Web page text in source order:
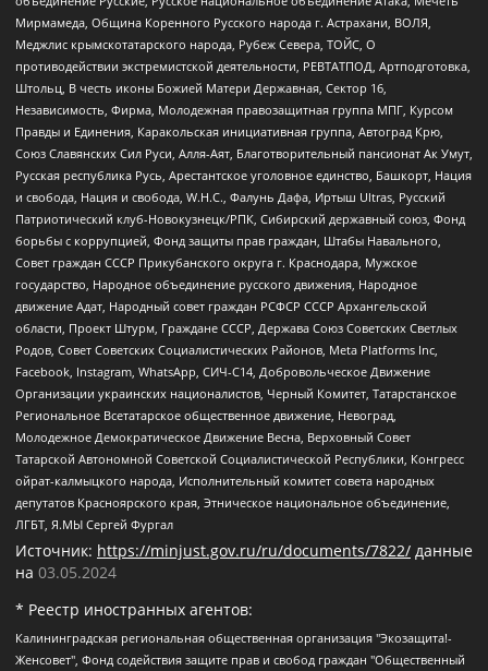
Мирмамеда, Община Коренного Русского народа г. Астрахани, ВОЛЯ,
Меджлис крымскотатарского народа, Рубеж Севера, ТОЙС, О
противодействии экстремистской деятельности, РЕВТАТПОД, Артподготовка,
Штольц, В честь иконы Божией Матери Державная, Сектор 16,
Независимость, Фирма, Молодежная правозащитная группа МПГ, Курсом
Правды и Единения, Каракольская инициативная группа, Автоград Крю,
Союз Славянских Сил Руси, Алля-Аят, Благотворительный пансионат Ак Умут,
Русская республика Русь, Арестантское уголовное единство, Башкорт, Нация
и свобода, Нация и свобода, W.H.С., Фалунь Дафа, Иртыш Ultras, Русский
Патриотический клуб-Новокузнецк/РПК, Сибирский державный союз, Фонд
борьбы с коррупцией, Фонд защиты прав граждан, Штабы Навального,
Совет граждан СССР Прикубанского округа г. Краснодара, Мужское
государство, Народное объединение русского движения, Народное
движение Адат, Народный совет граждан РСФСР СССР Архангельской
области, Проект Штурм, Граждане СССР, Держава Союз Советских Светлых
Родов, Совет Советских Социалистических Районов, Meta Platforms Inc,
Facebook, Instagram, WhatsApp, СИЧ-С14, Добровольческое Движение
Организации украинских националистов, Черный Комитет, Татарстанское
Региональное Всетатарское общественное движение, Невоград,
Молодежное Демократическое Движение Весна, Верховный Совет
Татарской Автономной Советской Социалистической Республики, Конгресс
ойрат-калмыцкого народа, Исполнительный комитет совета народных
депутатов Красноярского края, Этническое национальное объединение,
ЛГБТ, Я.МЫ Сергей Фургал
Источник: https://minjust.gov.ru/ru/documents/7822/ данные
на 03.05.2024
* Реестр иностранных агентов:
Калининградская региональная общественная организация "Экозащита!-Женсовет", Фонд содействия защите прав и свобод граждан "Общественный вердикт", Фонд "Институт Развития Свободы Информации", Частное учреждение "Информационное агентство МЕМО. РУ", Региональная общественная организация "Общественная комиссия по сохранению наследия академика Сахарова", Фонд поддержки свободы прессы, Санкт-Петербургская общественная правозащитная организация "Гражданский контроль", Межрегиональная общественная организация "Информационно-просветительский центр "Мемориал", Региональный Фонд "Центр Защиты Прав Средств Массовой Информации", с 05.12.2023 Фонд "Центр Защиты Прав Средств массовой информации", Региональная общественная благотворительная организация помощи беженцам и мигрантам "Гражданское содействие", Негосударственное образовательное учреждение дополнительного профессионального образования (повышение квалификации) специалистов "АКАДЕМИЯ ПО ПРАВАМ ЧЕЛОВЕКА", Свердловская региональная общественная организация "Сутяжник", Автономная некоммерческая организация "Центр независимых социологических исследований", Союз общественных объединений "Российский исследовательский центр по правам человека", Региональное общественное учреждение научно-информационный центр "МЕМОРИАЛ", Некоммерческая организация "Фонд защиты гласности", Автономная некоммерческая организация "Институт прав человека", Городская общественная организация "Екатеринбургское общество "МЕМОРИАЛ", Городская общественная организация "Рязанское историко-просветительское и правозащитное общество "Мемориал" (Рязанский Мемориал), Челябинский региональный орган общественной самодеятельности – женское общественное объединение "Женщины Евразии", Челябинский региональный орган общественной самодеятельности "Уральская правозащитная группа", Фонд содействия защите здоровья и социальной справедливости имени Андрея Рылькова, Автономная Некоммерческая Организация "Аналитический Центр Юрия Левады", Автономная некоммерческая организация социальной поддержки населения "Проект Апрель", Региональная общественная организация помощи женщинам и детям, находящимся в кризисной ситуации "Информационно-методический центр "Анна", Фонд содействия развитию массовых коммуникаций и правовому просвещению "Так-так-Так", Фонд содействия устойчивому развитию "Серебряная тайга", Свердловский региональный общественный фонд социальных проектов "Новое время", "Idel.Реалии", Кавказ.Реалии, Крым.Реалии, Телеканал Настоящее Время, Татаро-башкирская служба Радио Свобода (Azatliq Radiosi), Радио Свободная Европа/Радио Свобода (PCE/PC), "Сибирь.Реалии", "Фактограф", Благотворительный фонд помощи осужденным и их семьям, Автономная некоммерческая организация "Институт глобализации и социальных движений", Фонд "В защиту прав заключенных", Частное учреждение "Центр поддержки и содействия развитию средств массовой информации", Пензенский региональный общественный благотворительный фонд "Гражданский союз", "Север.Реалии", Некоммерческая организация Фонд "Правовая инициатива", Общество с ограниченной ответственностью "Радио Свободная Европа/Радио Свобода", Чешское информационное агентство "MEDIUM-ORIENT", Красноярская региональная общественная организация "Мы против СПИДа", Камалягин Денис Николаевич, Маркелов Сергей Евгеньевич, Пономарев Лев Александрович, Савицкая Людмила Алексеевна, Автономная некоммерческая организация "Центр по работе с проблемой насилия "НАСИЛИЮ.НЕТ", Межрегиональный профессиональный союз работников здравоохранения "Альянс врачей", Юридическое лицо, зарегистрированное в Латвийской Республике, SIA "Medusa Project" (регистрационный номер 40103797863, дата регистрации 10.06.2014), Некоммерческая организация "Фонд по борьбе с коррупцией", Автономная некоммерческая организация "Институт права и публичной политики", Баданин Роман Сергеевич, Гликин Максим Александрович, Железнова Мария Михайловна, Лукьянова Юлия Сергеевна, Маетная Елизавета Витальевна, Маняхин Петр Борисович, Чуракова Ольга Владимировна, Ярош Юлия Петровна, Юридическое лицо "The Insider SIA", зарегистрированное в Риге, Латвийская Республика (дата регистрации 26.06.2015), являющееся администратором доменного имени интернет-издания "The Insider SIA", https://theins.ru, Постернак Алексей Евгеньевич, Рубин Михаил Аркадьевич, Анин Роман Александрович, Юридическое лицо Istories fonds, зарегистрированное в Латвийской Республике (регистрационный номер 50008295751, дата регистрации 24.02.2020), Великовский Дмитрий Александрович, Долинина Ирина Николаевна, Мароховская Алеся Алексеевна, Шлейнов Роман Юрьевич, Шмагун Олеся Валентиновна, Общество с ограниченной ответственностью "Альтаир 2021", Общество с ограниченной ответственностью "Вега 2021", Общество с ограниченной ответственностью "Главный редактор 2021", Общество с ограниченной ответственностью "Ромашки монолит", Важенков Артем Валерьевич, Ивановская областная общественная организация "Центр гендерных исследований", Гурман Юрий Альбертович, Медиапроект "ОВД-Инфо", Егоров Владимир Владимирович, Жилинский Владимир Александрович, Общество с ограниченной ответственностью "ЗП", Иванова София Юрьевна, Карезина Инна Павловна, Кильтау Екатерина Викторовна, Петров Алексей Викторович, Пискунов Сергей Евгеньевич, Смирнов Сергей Сергеевич, Тихонов Михаил Сергеевич, Общество с ограниченной ответственностью "ЖУРНАЛИСТ-ИНОСТРАННЫЙ АГЕНТ", Арапова Галина Юрьевна, Вольтская Татьяна Анатольевна, Американская компания "Mason G.E.S. Anonymous Foundation" (США), являющаяся владельцем интернет-издания https://mnews.world/, Компания "Stichting Bellingcat", зарегистрированная в Нидерландах (дата регистрации 11.07.2018), Захаров Андрей Вячеславович, Клепиковская Екатерина Дмитриевна, Общество с ограниченной ответственностью "МЕМО", Перл Роман Александрович, Симонов Евгений Алексеевич, Соловьева Елена Анатольевна, Сотников Даниил Владимирович, Сурначева Елизавета Дмитриевна, Автономная некоммерческая организация по защите прав человека и информированию населения "Якутия – Наше Мнение", Общество с ограниченной ответственностью "Москоу диджитал медиа", с 26.01.2023 Общество с ограниченной ответственностью "Чайка Белые сады", Ветошкина Валерия Валерьевна, Заговора Максим Александрович, Межрегиональное общественное движение "Российская ЛГБТ - сеть", Оленичев Максим Владимирович, Павлов Иван Юрьевич, Скворцова Елена Сергеевна, Общество с ограниченной ответственностью "Как бы инагент", Кочетков Игорь Викторович, Общество с ограниченной ответственностью "Честные выборы", Еланчик Олег Александрович, Общество с ограниченной ответственностью "Нобелевский призыв", Гималова Регина Эмилевна, Григорьев Андрей Валерьевич, Григорьева Алина Александровна, Ассоциация по содействию защите прав призывников, альтернативнослужащих и военнослужащих "Правозащитная группа "Гражданин.Армия.Право", Хисамова Регина Фаритовна, Автономная некоммерческая организация по реализации социально-правовых программ "Лилит", Дальневосточное общественное движение "Маяк", Санкт-Петербургская ЛГБТ-инициативная группа "Выход", Инициативная группа ЛГБТ+ "Реверс", Алексеев Андрей Викторович, Бекбулатова Таисия Львовна, Беляев Иван Михайлович, Владыкина Елена Сергеевна, Гельман Марат Александрович, Никульшина Вероника Юрьевна, Толоконникова Надежда Андреевна, Шендерович Виктор Анатольевич, Общество с ограниченной ответственностью "Данное сообщение", Общество с ограниченной ответственностью Издательский дом "Новая глава", Айнбиндер Александра Александровна, Московский комьюнити-центр для ЛГБТ+инициатив, Благотворительный фонд развития филантропии, Deutsche Welle (Германия, Kurt-Schumacher-Strasse 3, 53113 Bonn), Борзунова Мария Михайловна, Воробьев Виктор Викторович, Голубева Анна Львовна, Константинова Алла Михайловна, Малкова Ирина Владимировна, Мурадов Мурад Абдулгалимович, Осетинская Елизавета Николаевна, Понасенков Евгений Николаевич, Ганапольский Матвей Юрьевич, Киселев Евгений Алексеевич, Борухович Ирина Григорьевна, Дремин Иван Тимофеевич, Дубровский Дмитрий Викторович, Красноярская региональная общественная организация поддержки и развития альтернативных образовательных технологий и межкультурных коммуникаций "ИНТЕРРА", Маяковская Екатерина Алексеевна, Фейгин Марк Захарович, Филимонов Андрей Викторович, Дзугкоева Регина Николаевна, Доброхотов Роман Александрович, Дудь Юрий Александрович, Елкин Сергей Владимирович, Кругликов Кирилл Игоревич, Сабунаева Мария Леонидовна, Семенов Алексей Владимирович, Шаинян Карен Багратович, Шульман Екатерина Михайловна, Асафьев Артур Валерьевич, Вахштайн Виктор Семенович, Венедиктов Алексей Алексеевич, Лушникова Екатерина Евгеньевна, Волков Леонид Михайлович, Невзоров Александр Глебович, Пархоменко Сергей Борисович, Сироткин Ярослав Николаевич, Кара-Мурза Владимир Владимирович, Баранова Наталья Владимировна, Гозман Леонид Яковлевич, Кагарлицкий Борис Юльевич, Климарев Михаил Валерьевич, Милов Владимир Станиславович, Автономная некоммерческая организация Краснодарский центр современного искусства "Типография", Моргенштерн Алишер Тагирович, Соболь Любовь Эдуардовна, Общество с ограниченной ответственностью "ЛИЗА НОРМ", Каспаров Гарри Кимович, Ходорковский Михаил Борисович, Общество с ограниченной ответственностью "Апрельские тезисы", Данилович Ирина Брониславовна, Кашин Олег Владимирович, Петров Николай Владимирович, Пивоваров Алексей Владимирович, Соколов Михаил Владимирович, Цветкова Юлия Владимировна, Чичваркин Евгений Александрович, Комитет против пыток/Команда против пыток, Общество с ограниченной ответственностью "Первый научный", Общество с ограниченной ответственностью "Вертолет и ко", Белоцерковская Вероника Борисовна, Кац Максим Евгеньевич, Лазарева Татьяна Юрьевна, Шаведдинов Руслан Табризович, Яшин Илья Валерьевич, Общество с ограниченной ответственностью "Иноагент ААВ", Алешковский Дмитрий Петрович, Альбац Евгения Марковна, Быков Дмитрий Львович, Галямина Юлия Евгеньевна, Лойко Сергей Леонидович, Мартынов Кирилл Константинович, Медведев Сергей Александрович, Крашенинников Федор Геннадиевич, Гордеева Катерина Вл